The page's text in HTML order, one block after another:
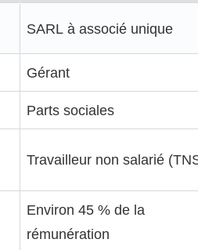
SARL à associé unique
Gérant
Parts sociales
Travailleur non salarié
Environ 45 % de la
rémunération